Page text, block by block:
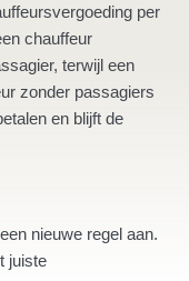
per
chauffeur
terwijl een
zonder passagiers
en blijft de
nieuwe regel aan.
juiste